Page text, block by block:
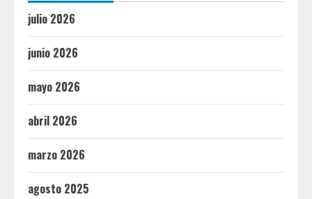
julio 2026
junio 2026
mayo 2026
abril 2026
marzo 2026
agosto 2025